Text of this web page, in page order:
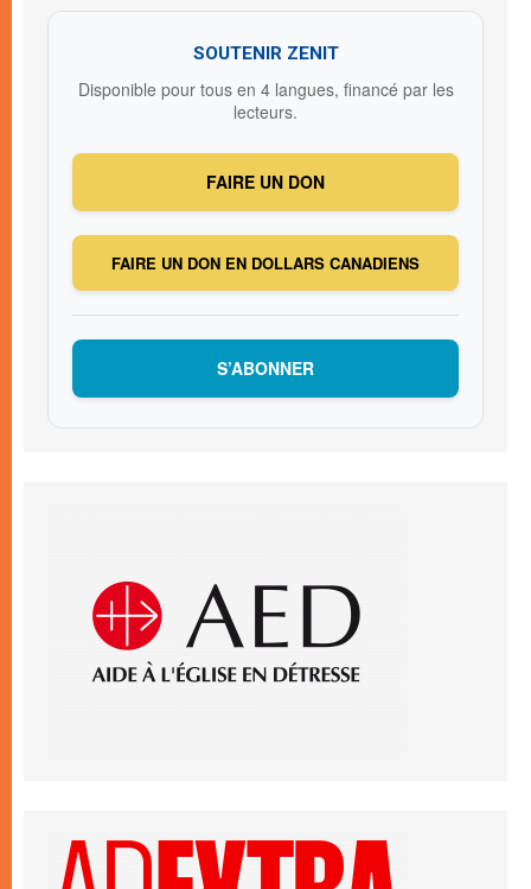
SOUTENIR ZENIT
Disponible pour tous en 4 langues, financé par les
lecteurs.
FAIRE UN DON
FAIRE UN DON EN DOLLARS CANADIENS
S’ABONNER